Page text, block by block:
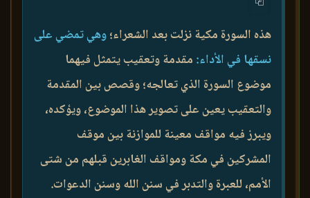
هذه السورة مكية نزلت بعد الشعراء؛وهي تمضي على
نسقها في الأداء: مقدمة وتعقيب يتمثل فيهما
موضوع السورة الذي تعالجه؛ وقصص بين المقدمة
والتعقيب يعين على تصوير هذا الموضوع، ويؤكده،
ويبرز فيه مواقف معينة للموازنة بين موقف
المشركين في مكة ومواقف الغابرين قبلهم من شتى
الأمم، للعبرة والتدبر في سنن الله وسنن الدعوات.